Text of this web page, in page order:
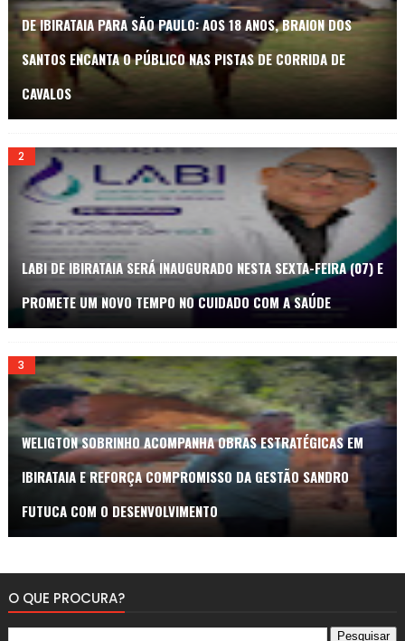
DE IBIRATAIA PARA SÃO PAULO: AOS 18 ANOS, BRAION DOS
SANTOS ENCANTA O PÚBLICO NAS PISTAS DE CORRIDA DE
CAVALOS
LABI DE IBIRATAIA SERÁ INAUGURADO NESTA SEXTA-FEIRA (07) E
PROMETE UM NOVO TEMPO NO CUIDADO COM A SAÚDE
WELIGTON SOBRINHO ACOMPANHA OBRAS ESTRATÉGICAS EM
IBIRATAIA E REFORÇA COMPROMISSO DA GESTÃO SANDRO
FUTUCA COM O DESENVOLVIMENTO
O QUE PROCURA?